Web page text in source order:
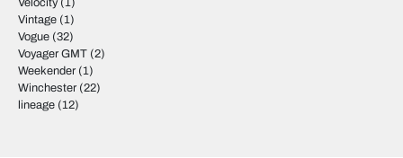
Velocity(1)
Vintage (1)
Vogue (32)
Voyager GMT (2)
Weekender (1)
Winchester (22)
lineage (12)